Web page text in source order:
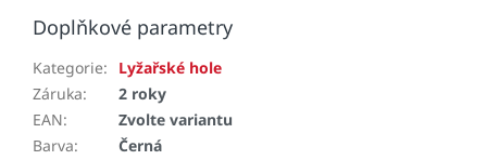
Doplňkové parametry
Kategorie:
Lyžařské hole
Záruka:
2 roky
EAN:
Zvolte variantu
Barva:
Černá